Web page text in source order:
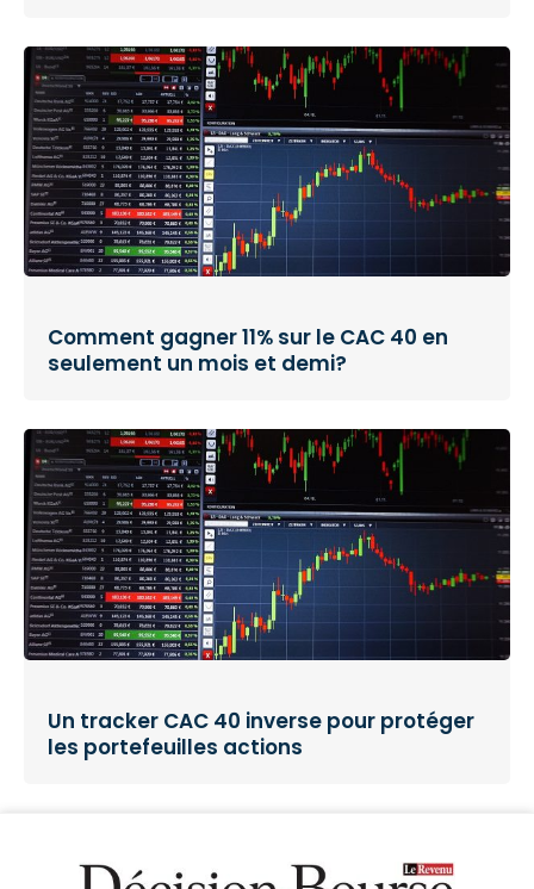
Comment gagner 11% sur le CAC 40 en
seulement un mois et demi?
Un tracker CAC 40 inverse pour protéger
les portefeuilles actions